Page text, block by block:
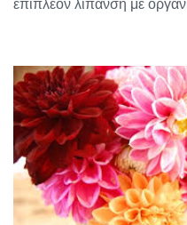
επιπλέον λίπανση με